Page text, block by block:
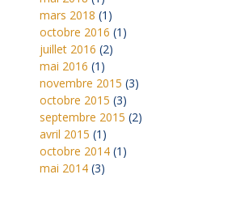
mars 2018 (1)
octobre 2016 (1)
juillet 2016 (2)
mai 2016 (1)
novembre 2015 (3)
octobre 2015 (3)
septembre 2015 (2)
avril 2015 (1)
octobre 2014 (1)
mai 2014 (3)